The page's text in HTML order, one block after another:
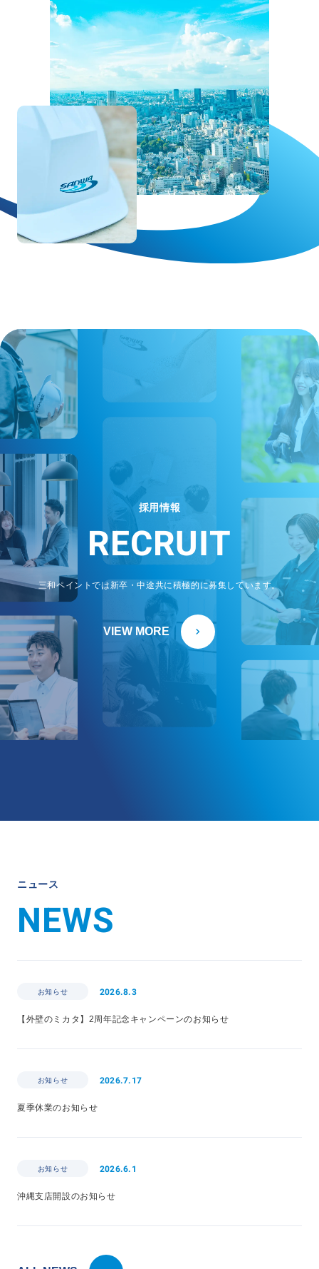
採用情報
RECRUIT
三和ペイントでは新卒・中途共に積極的に募集しています。
VIEW MORE
ニュース
NEWS
お知らせ 2026.8.3
【外壁のミカタ】2周年記念キャンペーンのお知らせ
お知らせ 2026.7.17
夏季休業のお知らせ
お知らせ 2026.6.1
沖縄支店開設のお知らせ